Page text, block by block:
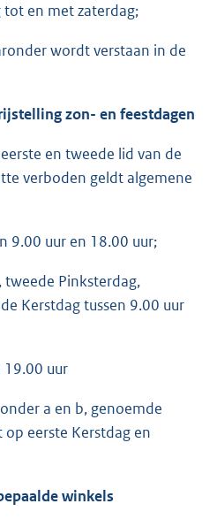
en met zaterdag;
wordt verstaan in de
zon- en feestdagen
en tweede lid van de
verboden geldt algemene
9.00 uur en 18.00 uur;
tweede Pinksterdag,
Kerstdag tussen 9.00 uur
19.00 uur
a en b, genoemde
eerste Kerstdag en
winkels